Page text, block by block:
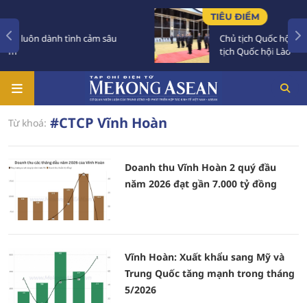
tình cảm sâu
TIÊU ĐIỂM
Chủ tịch Quốc hội Trần Thanh
tịch Quốc hội Lào
Từ khoá: #CTCP Vĩnh Hoàn
Doanh thu Vĩnh Hoàn 2 quý đầu
năm 2026 đạt gần 7.000 tỷ đồng
Vĩnh Hoàn: Xuất khẩu sang Mỹ và
Trung Quốc tăng mạnh trong tháng
5/2026